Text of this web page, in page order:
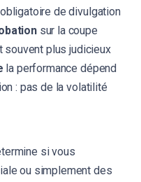
de divulgation
sur la coupe
souvent plus judicieux
la performance dépend
: pas de la volatilité
si vous
ou simplement des